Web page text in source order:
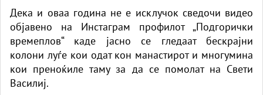
Дека и оваа година не е исклучок сведочи видео
објавено на Инстаграм профилот „Подгорички
времеплов“ каде јасно се гледаат бескрајни
колони луѓе кои одат кон манастирот и многумина
кои преноќиле таму за да се помолат на Свети
Василиј.